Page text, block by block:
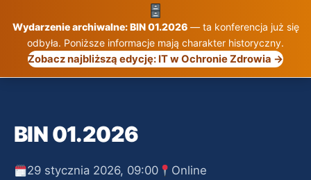
Wydarzenie archiwalne: BIN 01.2026— ta konferencja już się
odbyła. Poniższe informacje mają charakter historyczny.
Zobacz najbliższą edycję: IT w Ochronie Zdrowia →
BIN 01.2026
29 stycznia 2026, 09:00 Online